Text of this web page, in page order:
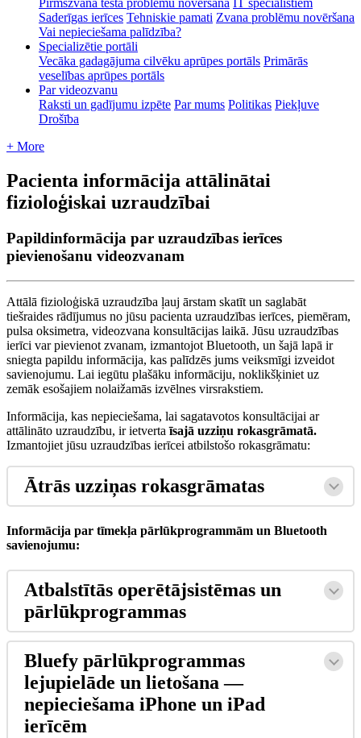
Pirmszvana testa problēmu novēršana IT speciālistiem
Saderīgas ierīces Tehniskie pamati Zvana problēmu novēršana
Vai nepieciešama palīdzība?
Specializētie portāli
Vecāka gadagājuma cilvēku aprūpes portāls Primārās
veselības aprūpes portāls
Par videozvanu
Raksti un gadījumu izpēte Par mums Politikas Piekļuve
Drošība
+ More
Pacienta informācija attālinātai
fizioloģiskai uzraudzībai
Papildinformācija par uzraudzības ierīces
pievienošanu videozvanam
Attālā fizioloģiskā uzraudzība ļauj ārstam skatīt un saglabāt
tiešraides rādījumus no jūsu pacienta uzraudzības ierīces, piemēram,
pulsa oksimetra, videozvana konsultācijas laikā. Jūsu uzraudzības
ierīci var pievienot zvanam, izmantojot Bluetooth, un šajā lapā ir
sniegta papildu informācija, kas palīdzēs jums veiksmīgi izveidot
savienojumu. Lai iegūtu plašāku informāciju, noklikšķiniet uz
zemāk esošajiem nolaižamās izvēlnes virsrakstiem.
Informācija, kas nepieciešama, lai sagatavotos konsultācijai ar
attālināto uzraudzību, ir ietverta īsajā uzziņu rokasgrāmatā.
Izmantojiet jūsu uzraudzības ierīcei atbilstošo rokasgrāmatu:
Ātrās uzziņas rokasgrāmatas
Informācija par tīmekļa pārlūkprogrammām un Bluetooth
savienojumu:
Atbalstītās operētājsistēmas un
pārlūkprogrammas
Bluefy pārlūkprogrammas
lejupielāde un lietošana —
nepieciešama iPhone un iPad
ierīcēm